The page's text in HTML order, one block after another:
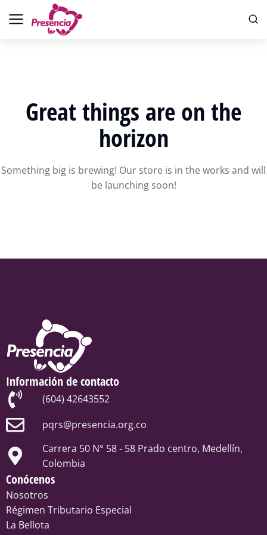
Great things are on the
horizon
Something big is brewing! Our store is in the works and will
be launching soon!
Información de contacto
(604) 42643552
pqrs@presencia.org.co
Carrera 50 N° 58 - 58 Prado centro, Medellín,
Colombia
Conócenos
Nosotros
Régimen Tributario Especial
La Bellota